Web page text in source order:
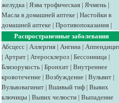
желудка | Язва трофическая | Ячмень |
Масла в домашней аптеке | Настойки в
домашней аптеке | Противопоказания |
Распространенные заболевания
Абсцесс | Аллергия | Ангина |
| Артрит | Атеросклероз | Бессонница |
Близорукость | Бронхит | Внутреннее
кровотечение | Возбуждение | Вульвит |
Вульвовагинит | Вшивый тиф | Вывих
ключицы | Вывих челюсти | Выпадение